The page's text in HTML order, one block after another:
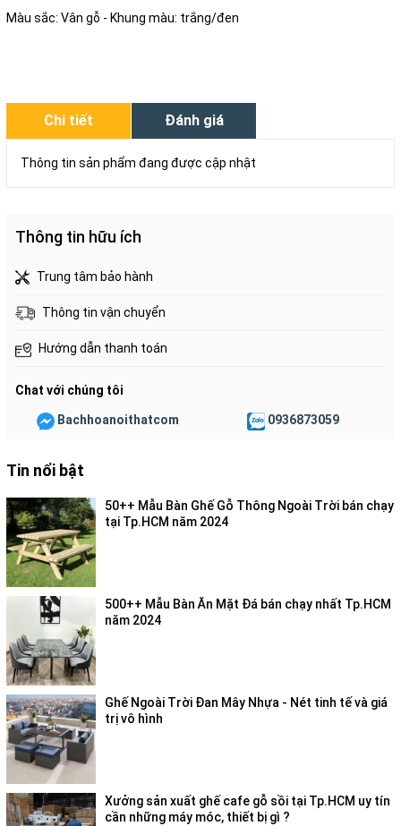
Màu sắc: Vân gỗ - Khung màu: trắng/đen
Chi tiết Đánh giá
Thông tin sản phẩm đang được cập nhật
Thông tin hữu ích
Trung tâm bảo hành
Thông tin vận chuyển
Hướng dẫn thanh toán
Chat với chúng tôi
Bachhoanoithatcom 0936873059
Tin nổi bật
50++ Mẫu Bàn Ghế Gỗ Thông Ngoài Trời bán chạy
tại Tp.HCM năm 2024
500++ Mẫu Bàn Ăn Mặt Đá bán chạy nhất Tp.HCM
năm 2024
Ghế Ngoài Trời Đan Mây Nhựa - Nét tinh tế và giá
trị vô hình
Xưởng sản xuất ghế cafe gỗ sồi tại Tp.HCM uy tín
cần những máy móc, thiết bị gì ?